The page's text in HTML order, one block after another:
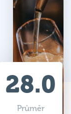
28.0
Průměr